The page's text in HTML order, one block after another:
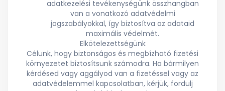
adatkezelési tevékenységünk összhangban
van a vonatkozó adatvédelmi
jogszabályokkal, így biztosítva az adataid
maximális védelmét.
Elkötelezettségünk
Célunk, hogy biztonságos és megbízható fizetési
környezetet biztosítsunk számodra. Ha bármilyen
kérdésed vagy aggályod van a fizetéssel vagy az
adatvédelemmel kapcsolatban, kérjük, fordulj